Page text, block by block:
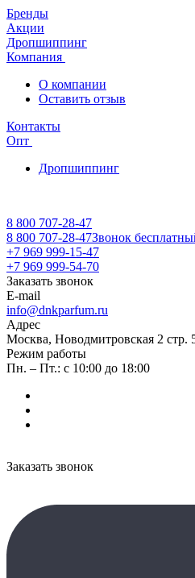
Бренды
Акции
Дропшиппинг
Компания
О компании
Оставить отзыв
Контакты
Опт
Дропшиппинг
8 800 707-28-47
8 800 707-28-47Звонок
+7 969 999-15-47
+7 969 999-54-70
Заказать звонок
E-mail
info@dnkparfum.ru
Адрес
Москва, Новодмитровская 2 стр.
Режим работы
Пн. – Пт.: с 10:00 до 18:00
Заказать звонок